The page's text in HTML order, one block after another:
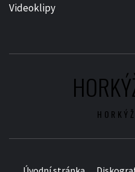
Videoklipy